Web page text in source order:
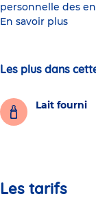
personnelle des
En savoir plus
Les plus dans
Lait fourni
Les tarifs